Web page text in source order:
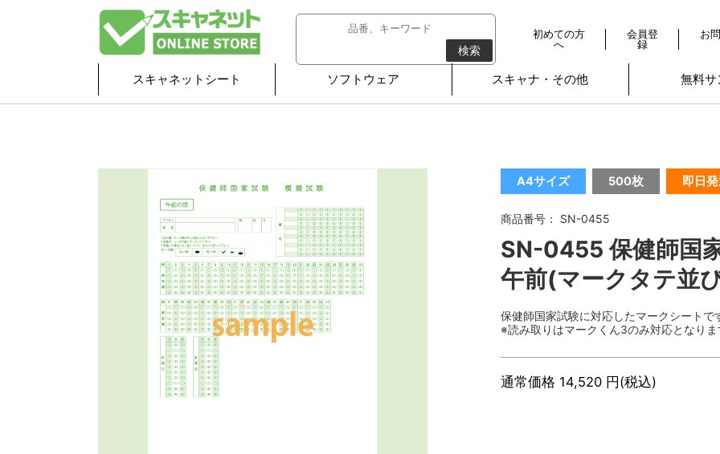
検索
初めての方
へ
会員登
録
お
スキャネットシート ソフトウェア スキャナ・その他 無料サ
A4サイズ 500枚 即日
商品番号： SN-0455
SN-0455 保健師国
午前(マークタテ並
保健師国家試験に対応したマークシートで
※読み取りはマークくん3のみ対応となりま
通常価格 14,520 円(税込)